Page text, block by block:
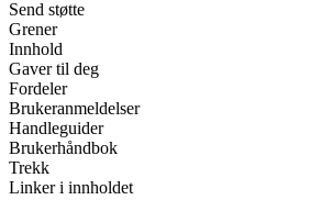
Send støtte
Grener
Innhold
Gaver til deg
Fordeler
Brukeranmeldelser
Handleguider
Brukerhåndbok
Trekk
Linker i innholdet